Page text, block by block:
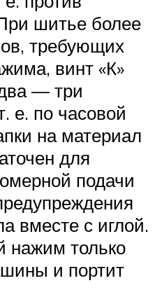
шитье более
требующих
винт «К»
— три
е. по часовой
на материал
для
подачи
вместе с иглой.
только
и портит